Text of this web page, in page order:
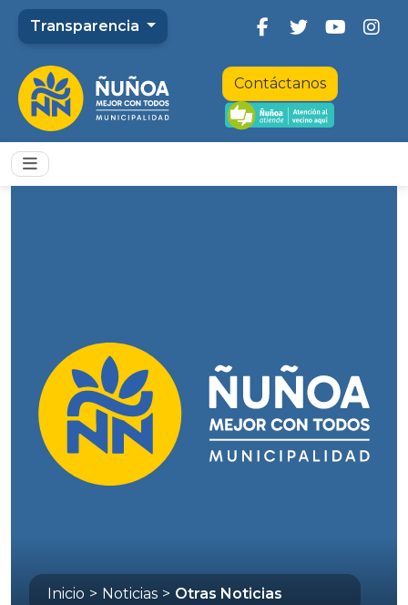
Transparencia
Contáctanos
Inicio > Noticias > Otras Noticias